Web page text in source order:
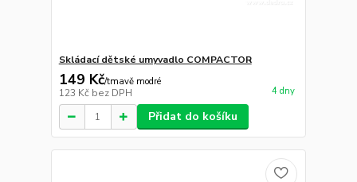
Skládací dětské umyvadlo COMPACTOR
149 Kč/tmavě modré
123 Kč bez DPH 4 dny
Přidat do košíku